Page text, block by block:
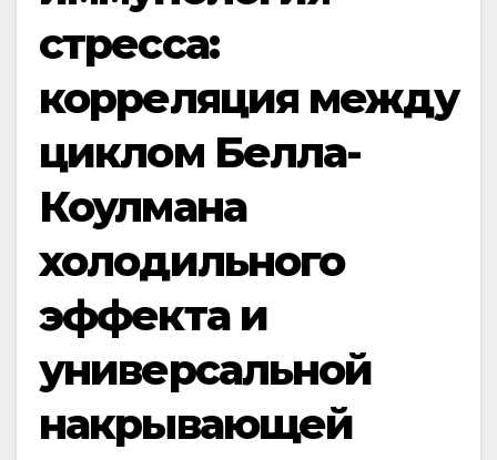
стресса:
корреляция между
циклом Белла-
Коулмана
холодильного
эффекта и
универсальной
накрывающей